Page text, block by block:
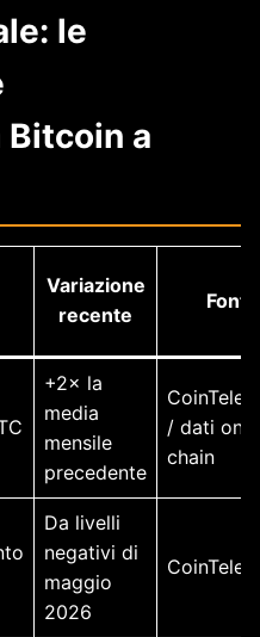
le
Bitcoin a
Variazione
recente
Fonte
+2× la
media
mensile
precedente
/ dati on-
chain
Da livelli
negativi di
maggio
2026